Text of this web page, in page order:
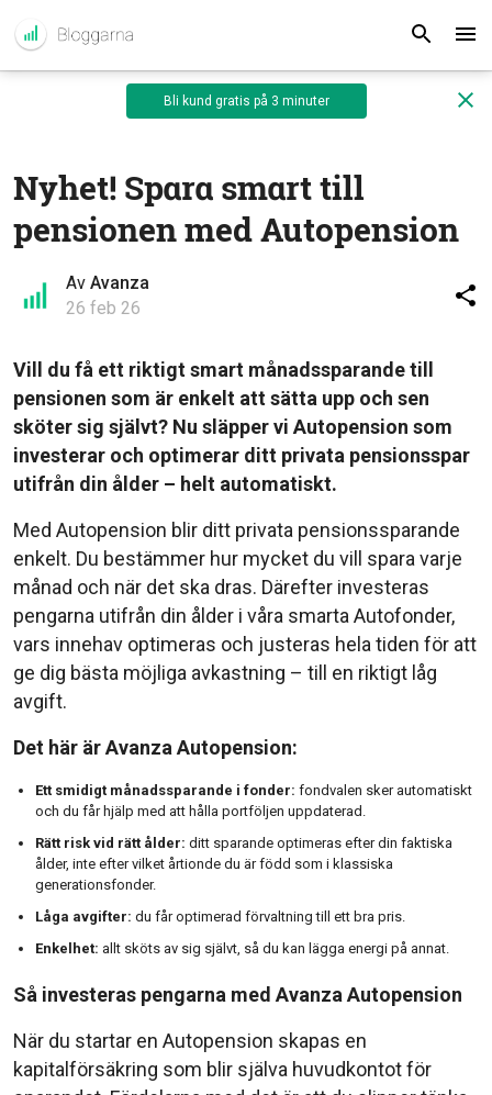
Bli kund gratis på 3 minuter
Nyhet! Spara smart till
pensionen med Autopension
Av Avanza
26 feb 26
Vill du få ett riktigt smart månadssparande till
pensionen som är enkelt att sätta upp och sen
sköter sig självt? Nu släpper vi Autopension som
investerar och optimerar ditt privata pensionsspar
utifrån din ålder – helt automatiskt.
Med Autopension blir ditt privata pensionssparande
enkelt. Du bestämmer hur mycket du vill spara varje
månad och när det ska dras. Därefter investeras
pengarna utifrån din ålder i våra smarta Autofonder,
vars innehav optimeras och justeras hela tiden för att
ge dig bästa möjliga avkastning – till en riktigt låg
avgift.
Det här är Avanza Autopension:
Ett smidigt månadssparande i fonder: fondvalen sker automatiskt
och du får hjälp med att hålla portföljen uppdaterad.
Rätt risk vid rätt ålder: ditt sparande optimeras efter din faktiska
ålder, inte efter vilket årtionde du är född som i klassiska
generationsfonder.
Låga avgifter: du får optimerad förvaltning till ett bra pris.
Enkelhet: allt sköts av sig självt, så du kan lägga energi på annat.
Så investeras pengarna med Avanza Autopension
När du startar en Autopension skapas en
kapitalförsäkring som blir själva huvudkontot för